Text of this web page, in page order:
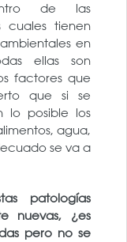
de las
cuales tienen
en
ellas son
factores que
que si se
lo posible los
agua,
se va a
patologías
nuevas, ¿es
pero no se